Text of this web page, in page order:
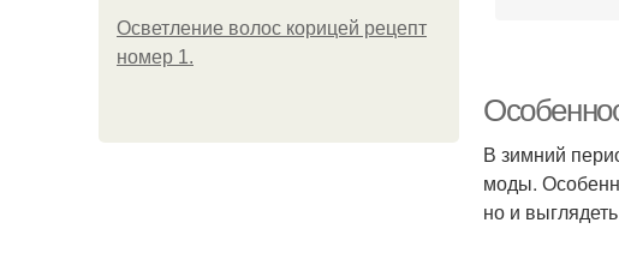
Осветление волос корицей рецепт
номер 1.
В зимний
моды.
но и